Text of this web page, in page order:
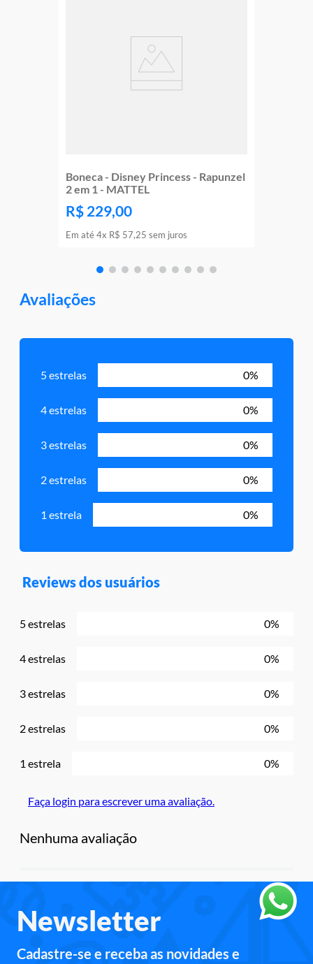
Boneca - Disney Princess - Rapunzel
2 em 1 - MATTEL
R$ 229,00
Em até4x R$ 57,25 sem juros
Avaliações
5 estrelas 0%
4 estrelas 0%
3 estrelas 0%
2 estrelas 0%
1 estrela 0%
Reviews dos usuários
5 estrelas 0%
4 estrelas 0%
3 estrelas 0%
2 estrelas 0%
1 estrela 0%
Faça login para escrever uma avaliação.
Nenhuma avaliação
Newsletter
Cadastre-se e receba as novidades e